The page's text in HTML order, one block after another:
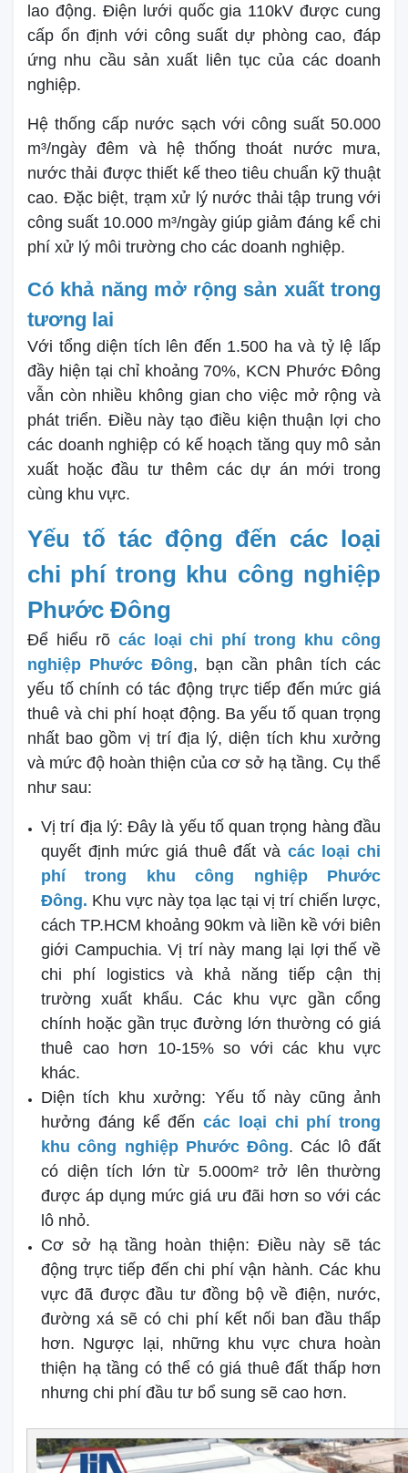
lao động. Điện lưới quốc gia 110kV được cung
cấp ổn định với công suất dự phòng cao, đáp
ứng nhu cầu sản xuất liên tục của các doanh
nghiệp.
Hệ thống cấp nước sạch với công suất 50.000
m³/ngày đêm và hệ thống thoát nước mưa,
nước thải được thiết kế theo tiêu chuẩn kỹ thuật
cao. Đặc biệt, trạm xử lý nước thải tập trung với
công suất 10.000 m³/ngày giúp giảm đáng kể chi
phí xử lý môi trường cho các doanh nghiệp.
Có khả năng mở rộng sản xuất trong
tương lai
Với tổng diện tích lên đến 1.500 ha và tỷ lệ lấp
đầy hiện tại chỉ khoảng 70%, KCN Phước Đông
vẫn còn nhiều không gian cho việc mở rộng và
phát triển. Điều này tạo điều kiện thuận lợi cho
các doanh nghiệp có kế hoạch tăng quy mô sản
xuất hoặc đầu tư thêm các dự án mới trong
cùng khu vực.
Yếu tố tác động đến các loại
chi phí trong khu công nghiệp
Phước Đông
Để hiểu rõ các loại chi phí trong khu công
nghiệp Phước Đông, bạn cần phân tích các
yếu tố chính có tác động trực tiếp đến mức giá
thuê và chi phí hoạt động. Ba yếu tố quan trọng
nhất bao gồm vị trí địa lý, diện tích khu xưởng
và mức độ hoàn thiện của cơ sở hạ tầng. Cụ thể
như sau:
Vị trí địa lý: Đây là yếu tố quan trọng hàng đầu
quyết định mức giá thuê đất và các loại chi
phí trong khu công nghiệp Phước
Đông. Khu vực này tọa lạc tại vị trí chiến lược,
cách TP.HCM khoảng 90km và liền kề với biên
giới Campuchia. Vị trí này mang lại lợi thế về
chi phí logistics và khả năng tiếp cận thị
trường xuất khẩu. Các khu vực gần cổng
chính hoặc gần trục đường lớn thường có giá
thuê cao hơn 10-15% so với các khu vực
khác.
Diện tích khu xưởng: Yếu tố này cũng ảnh
hưởng đáng kể đến các loại chi phí trong
khu công nghiệp Phước Đông. Các lô đất
có diện tích lớn từ 5.000m² trở lên thường
được áp dụng mức giá ưu đãi hơn so với các
lô nhỏ.
Cơ sở hạ tầng hoàn thiện: Điều này sẽ tác
động trực tiếp đến chi phí vận hành. Các khu
vực đã được đầu tư đồng bộ về điện, nước,
đường xá sẽ có chi phí kết nối ban đầu thấp
hơn. Ngược lại, những khu vực chưa hoàn
thiện hạ tầng có thể có giá thuê đất thấp hơn
nhưng chi phí đầu tư bổ sung sẽ cao hơn.